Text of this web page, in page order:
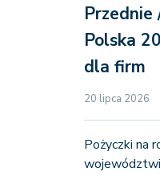
Polska
dla firm
20 lipca 2026
Pożyczki na